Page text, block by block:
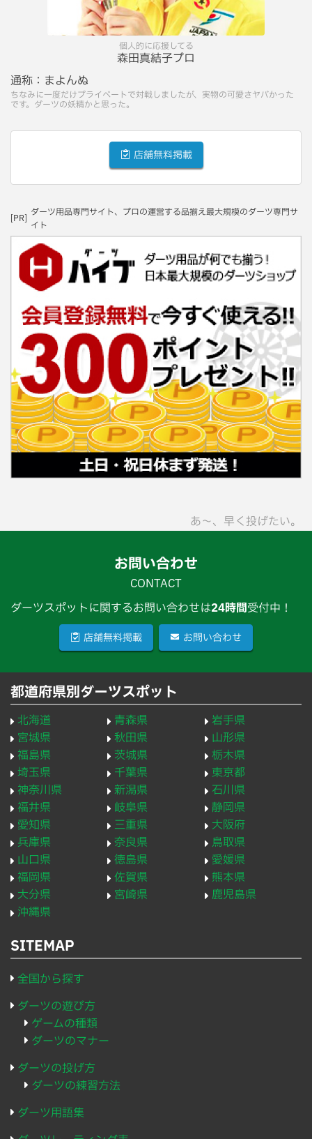
個人的に応援してる
森田真結子プロ
通称： まよんぬ
ちなみに一度だけプライベートで対戦しましたが、実物の可愛さヤバかった
です。ダーツの妖精かと思った。
店舗無料掲載
[PR]
ダーツ用品専門サイト、プロの運営する品揃え最大規模のダーツ専門サ
イト
あ〜、早く投げたい。
お問い合わせ
CONTACT
ダーツスポットに関するお問い合わせは24時間受付中！
店舗無料掲載 お問い合わせ
都道府県別ダーツスポット
北海道 青森県
岩手県
宮城県
秋田県
山形県
福島県
茨城県
栃木県
埼玉県
千葉県
東京都
神奈川県
新潟県
石川県
福井県
岐阜県
静岡県
愛知県
三重県
大阪府
兵庫県
奈良県
鳥取県
山口県
徳島県
愛媛県
福岡県
佐賀県
熊本県
大分県
宮崎県
鹿児島県
沖縄県
SITEMAP
全国から探す
ダーツの遊び方
ゲームの種類
ダーツのマナー
ダーツの投げ方
ダーツの練習方法
ダーツ用語集